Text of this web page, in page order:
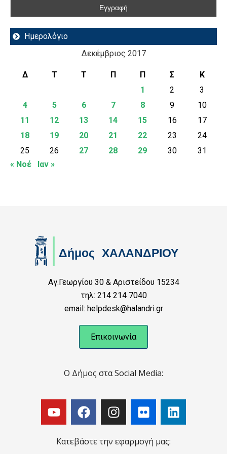
Ημερολόγιο
Δεκέμβριος 2017
Δ Τ Τ Π Π Σ
Κ
1
2
3
4
5 6 7 8 9
10
11
12 13 14 15 16
17
18
19 20 21 22 23
24
25
26 27 28 29 30
31
« Νοέ
Ιαν »
Αγ.Γεωργίου 30 & Αριστείδου 15234
τηλ: 214 214 7040
email: helpdesk@halandri.gr
Επικοινωνία
Ο Δήμος στα Social Media:
Κατεβάστε την εφαρμογή μας: